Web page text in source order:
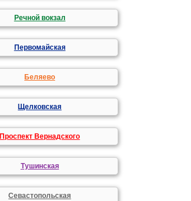
Речной вокзал
Первомайская
Беляево
Щелковская
Проспект Вернадского
Тушинская
Севастопольская